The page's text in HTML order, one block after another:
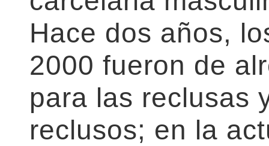
Hace dos años,
2000 fueron de
para las reclusas
reclusos; en la